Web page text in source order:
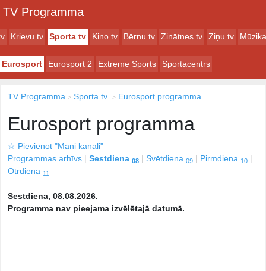
TV Programma
Krievu tv Sporta tv Kino tv Bērnu tv Zinātnes tv Ziņu tv
Eurosport Eurosport 2 Extreme Sports Sportacentrs
TV Programma Sporta tv Eurosport programma
Eurosport programma
☆ Pievienot "Mani kanāli"
Programmas arhīvs
Sestdiena 08 Svētdiena 09 Pirmdiena 10
Otrdiena 11
Sestdiena, 08.08.2026.
Programma nav pieejama izvēlētajā datumā.